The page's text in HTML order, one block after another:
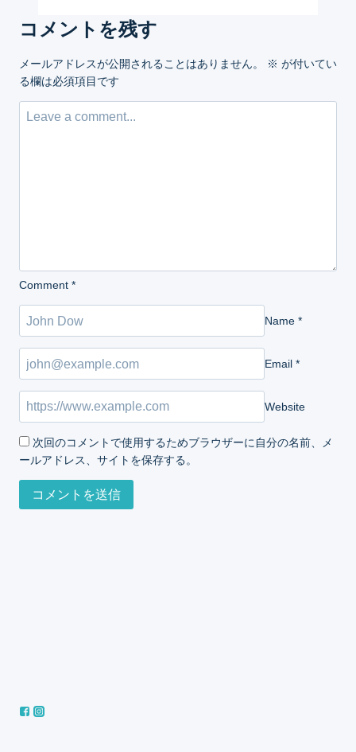
コメントを残す
メールアドレスが公開されることはありません。 ※ が付いてい
る欄は必須項目です
Comment *
Name *
Email *
Website
次回のコメントで使用するためブラウザーに自分の名前、メ
ールアドレス、サイトを保存する。